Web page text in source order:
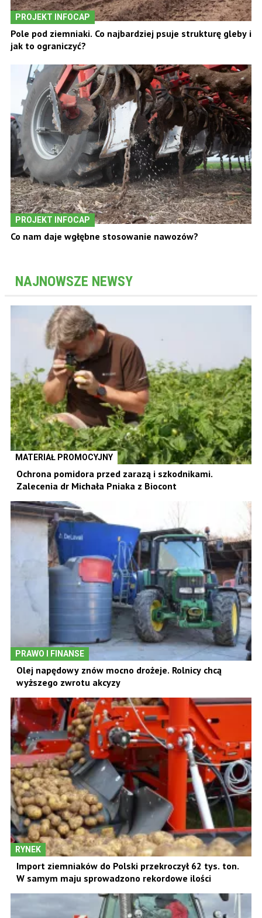
PROJEKT INFOCAP
Pole pod ziemniaki. Co najbardziej psuje strukturę gleby i
jak to ograniczyć?
PROJEKT INFOCAP
Co nam daje wgłębne stosowanie nawozów?
NAJNOWSZE NEWSY
MATERIAŁ PROMOCYJNY
Ochrona pomidora przed zarazą i szkodnikami.
Zalecenia dr Michała Pniaka z Biocont
PRAWO I FINANSE
Olej napędowy znów mocno drożeje. Rolnicy chcą
wyższego zwrotu akcyzy
RYNEK
Import ziemniaków do Polski przekroczył 62 tys. ton.
W samym maju sprowadzono rekordowe ilości